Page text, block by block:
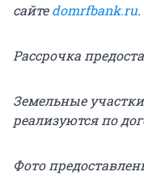
сайтеdomrfbank.ru.
Рассрочка
Земельные
реализуются по
Фото